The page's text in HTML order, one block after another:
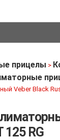
прицелы >
Veber Black
125 RG